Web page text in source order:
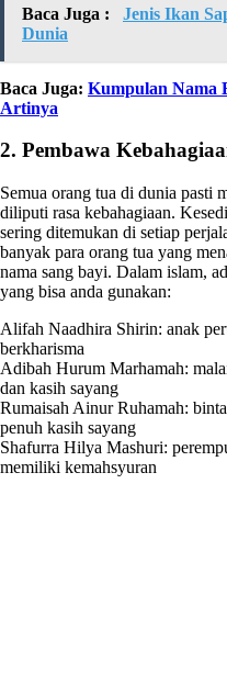
Baca Juga :
Jenis Ikan
Dunia
Baca Juga: Kumpulan Nama
Artinya
2. Pembawa
Semua orang tua di dunia pasti
diliputi rasa kebahagiaan.
sering ditemukan di setiap
banyak para orang tua yang
nama sang bayi. Dalam islam,
yang bisa anda gunakan:
Alifah Naadhira Shirin: anak
berkharisma
Adibah Hurum Marhamah:
dan kasih sayang
Rumaisah Ainur Ruhamah:
penuh kasih sayang
Shafurra Hilya Mashuri:
memiliki kemahsyuran